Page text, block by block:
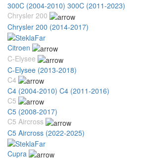
300C (2004-2010) 300C (2011-2023)
Chrysler 200
Chrysler 200 (2014-2017)
Citroen
C-Elysee
C-Elysee (2013-2018)
C4
C4 (2004-2010) C4 (2011-2016)
C5
C5 (2008-2017)
C5 Aircross
C5 Aircross (2022-2025)
Cupra